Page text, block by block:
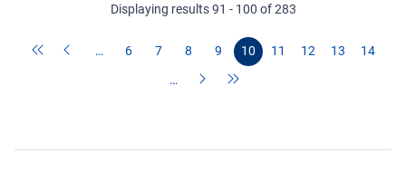
Displaying results 91 - 100 of 283
… 6 7 8 9 10 11 12 13
14
…